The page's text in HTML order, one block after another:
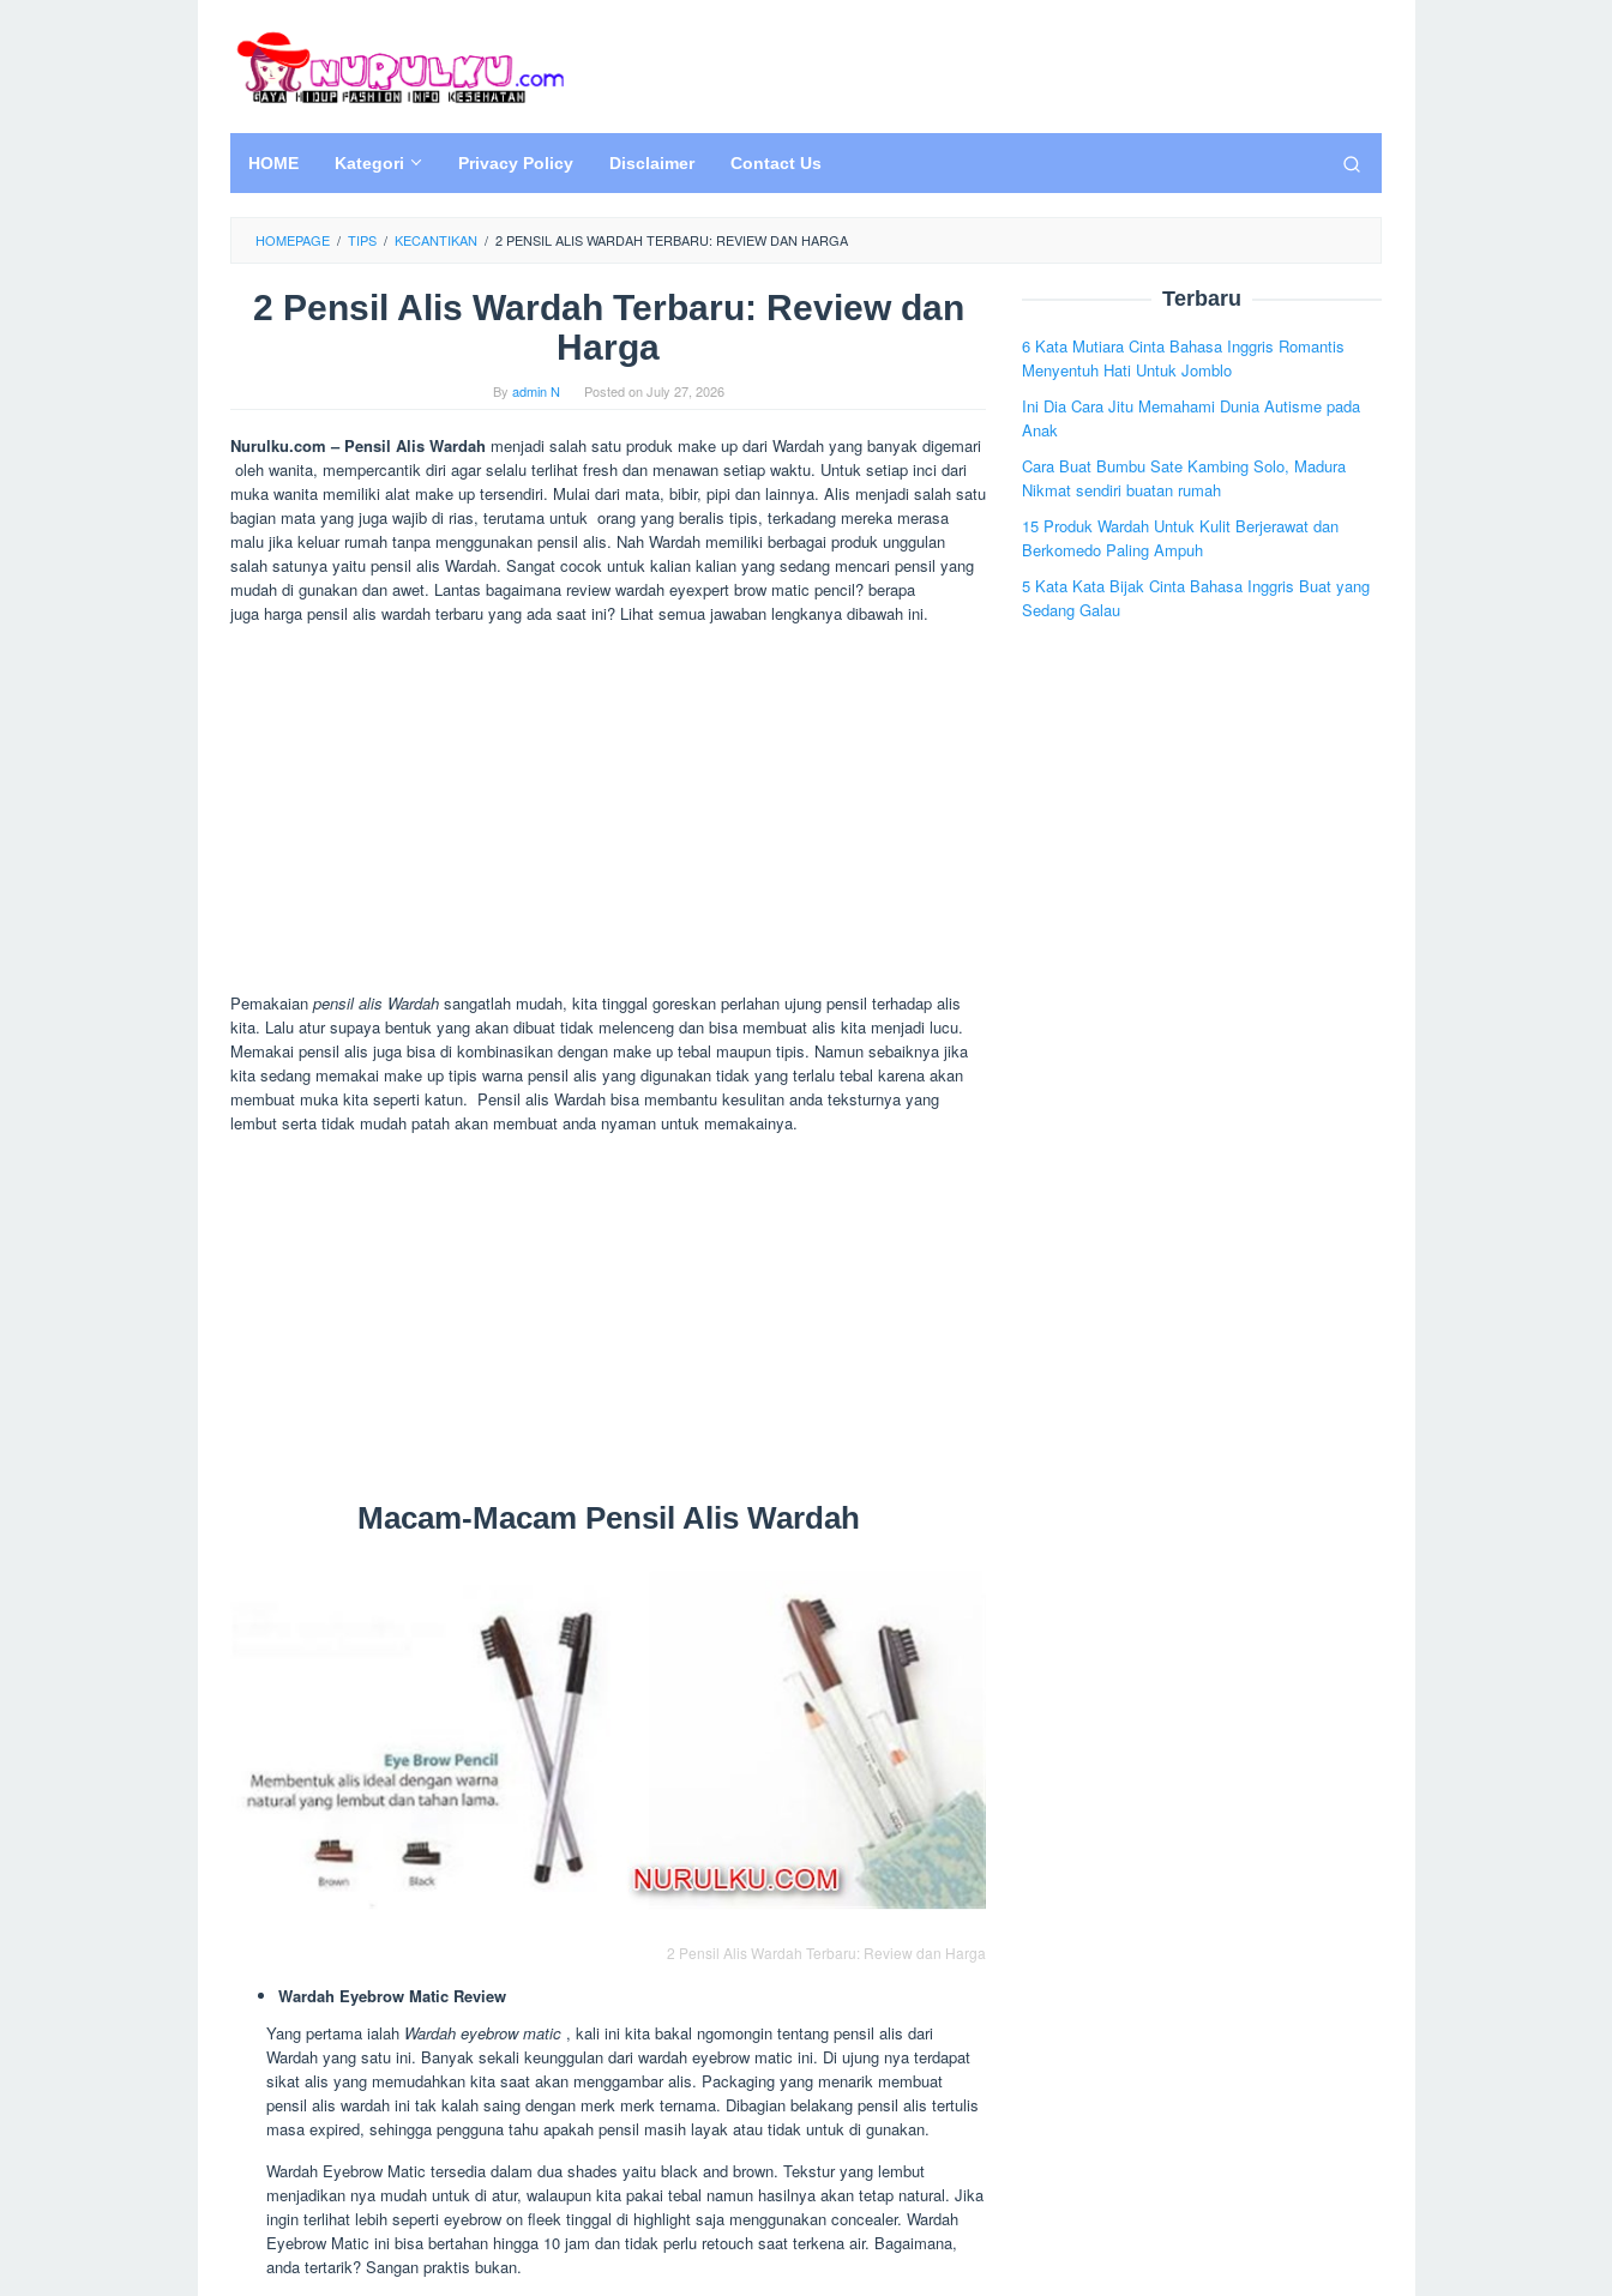
content
HOME Kategori Privacy Policy Disclaimer Contact Us
HOMEPAGE / TIPS / KECANTIKAN / 2 PENSIL ALIS WARDAH TERBARU: REVIEW DAN HARGA
2 Pensil Alis Wardah Terbaru: Review dan
Harga
By admin N Posted onJuly 27, 2026
Nurulku.com – Pensil Alis Wardah menjadi salah satu produk make up dari Wardah yang banyak digemari
oleh wanita, mempercantik diri agar selalu terlihat fresh dan menawan setiap waktu. Untuk setiap inci dari
muka wanita memiliki alat make up tersendiri. Mulai dari mata, bibir, pipi dan lainnya. Alis menjadi salah satu
bagian mata yang juga wajib di rias, terutama untuk orang yang beralis tipis, terkadang mereka merasa
malu jika keluar rumah tanpa menggunakan pensil alis. Nah Wardah memiliki berbagai produk unggulan
salah satunya yaitu pensil alis Wardah. Sangat cocok untuk kalian kalian yang sedang mencari pensil yang
mudah di gunakan dan awet. Lantas bagaimana review wardah eyexpert brow matic pencil? berapa
juga harga pensil alis wardah terbaru yang ada saat ini? Lihat semua jawaban lengkanya dibawah ini.
Pemakaian pensil alis Wardah sangatlah mudah, kita tinggal goreskan perlahan ujung pensil terhadap alis
kita. Lalu atur supaya bentuk yang akan dibuat tidak melenceng dan bisa membuat alis kita menjadi lucu.
Memakai pensil alis juga bisa di kombinasikan dengan make up tebal maupun tipis. Namun sebaiknya jika
kita sedang memakai make up tipis warna pensil alis yang digunakan tidak yang terlalu tebal karena akan
membuat muka kita seperti katun. Pensil alis Wardah bisa membantu kesulitan anda teksturnya yang
lembut serta tidak mudah patah akan membuat anda nyaman untuk memakainya.
Macam-Macam Pensil Alis Wardah
2 Pensil Alis Wardah Terbaru: Review dan Harga
Wardah Eyebrow Matic Review
Yang pertama ialah Wardah eyebrow matic , kali ini kita bakal ngomongin tentang pensil alis dari
Wardah yang satu ini. Banyak sekali keunggulan dari wardah eyebrow matic ini. Di ujung nya terdapat
sikat alis yang memudahkan kita saat akan menggambar alis. Packaging yang menarik membuat
pensil alis wardah ini tak kalah saing dengan merk merk ternama. Dibagian belakang pensil alis tertulis
masa expired, sehingga pengguna tahu apakah pensil masih layak atau tidak untuk di gunakan.
Wardah Eyebrow Matic tersedia dalam dua shades yaitu black and brown. Tekstur yang lembut
menjadikan nya mudah untuk di atur, walaupun kita pakai tebal namun hasilnya akan tetap natural. Jika
ingin terlihat lebih seperti eyebrow on fleek tinggal di highlight saja menggunakan concealer. Wardah
Eyebrow Matic ini bisa bertahan hingga 10 jam dan tidak perlu retouch saat terkena air. Bagaimana,
anda tertarik? Sangan praktis bukan.
Terbaru
6 Kata Mutiara Cinta Bahasa Inggris Romantis
Menyentuh Hati Untuk Jomblo
Ini Dia Cara Jitu Memahami Dunia Autisme pada
Anak
Cara Buat Bumbu Sate Kambing Solo, Madura
Nikmat sendiri buatan rumah
15 Produk Wardah Untuk Kulit Berjerawat dan
Berkomedo Paling Ampuh
5 Kata Kata Bijak Cinta Bahasa Inggris Buat yang
Sedang Galau